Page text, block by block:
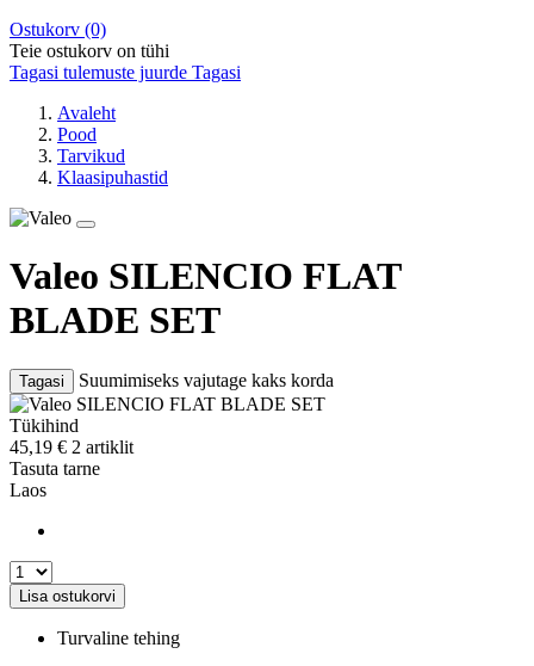
Ostukorv (0)
Teie ostukorv on tühi
Tagasi tulemuste juurde Tagasi
Avaleht
Pood
Tarvikud
Klaasipuhastid
Valeo SILENCIO FLAT
BLADE SET
Tagasi Suumimiseks vajutage kaks korda
Tükihind
45,19 € 2 artiklit
Tasuta tarne
Laos
Lisa ostukorvi
Turvaline tehing